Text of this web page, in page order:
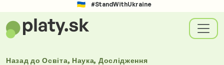
#StandWithUkraine
Назад доОсвіта, Наука, Дослідження